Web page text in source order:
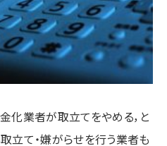
化業者が取立てをやめる，と
立て・嫌がらせを行う業者も